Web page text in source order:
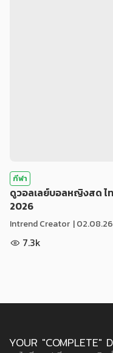
กีฬา
ดูวอลเลย์บอลหญิงสด ไ
2026
Intrend Creator |02.08.26
7.3k
YOUR "COMPLETE"